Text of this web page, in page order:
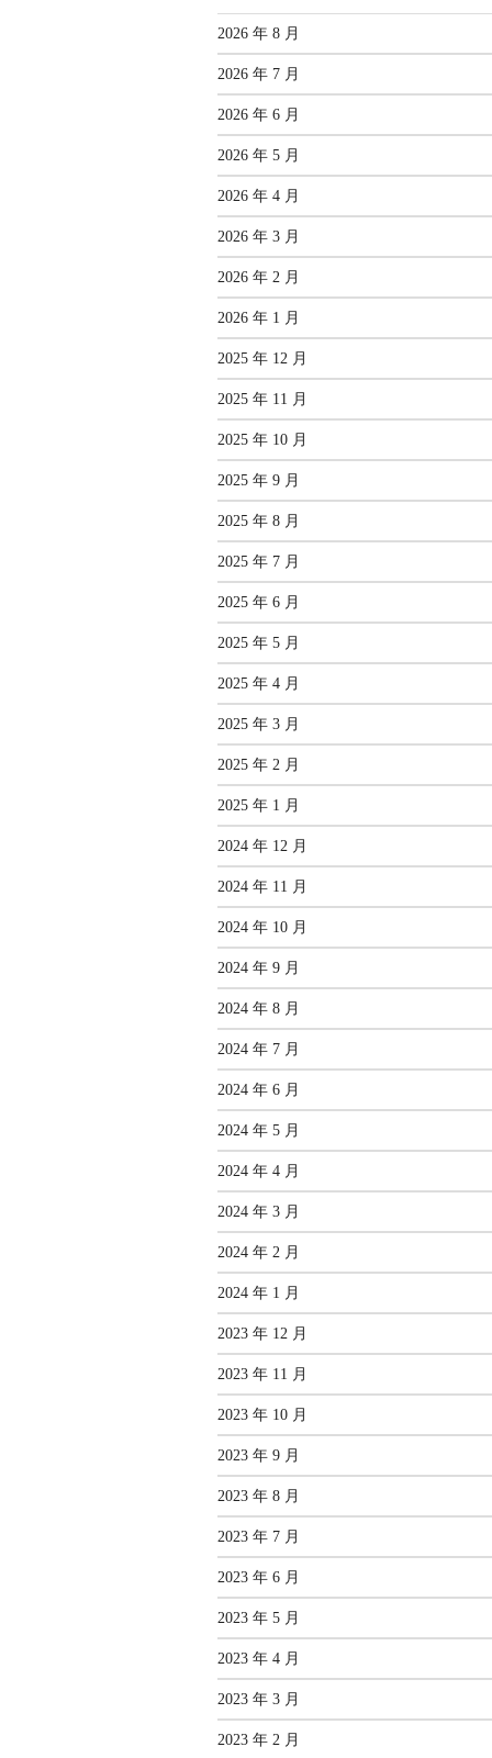
2026 年 8 月
2026 年 7 月
2026 年 6 月
2026 年 5 月
2026 年 4 月
2026 年 3 月
2026 年 2 月
2026 年 1 月
2025 年 12 月
2025 年 11 月
2025 年 10 月
2025 年 9 月
2025 年 8 月
2025 年 7 月
2025 年 6 月
2025 年 5 月
2025 年 4 月
2025 年 3 月
2025 年 2 月
2025 年 1 月
2024 年 12 月
2024 年 11 月
2024 年 10 月
2024 年 9 月
2024 年 8 月
2024 年 7 月
2024 年 6 月
2024 年 5 月
2024 年 4 月
2024 年 3 月
2024 年 2 月
2024 年 1 月
2023 年 12 月
2023 年 11 月
2023 年 10 月
2023 年 9 月
2023 年 8 月
2023 年 7 月
2023 年 6 月
2023 年 5 月
2023 年 4 月
2023 年 3 月
2023 年 2 月